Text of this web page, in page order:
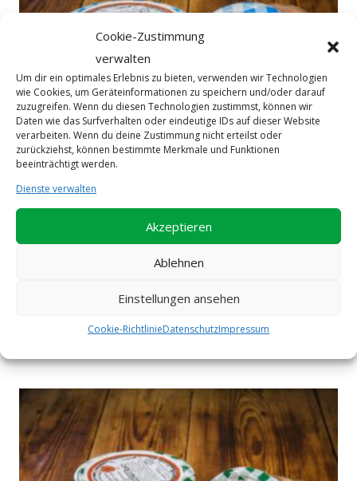
Cookie-Zustimmung
verwalten
Um dir ein optimales Erlebnis zu bieten, verwenden wir Technologien
wie Cookies, um Geräteinformationen zu speichern und/oder darauf
zuzugreifen. Wenn du diesen Technologien zustimmst, können wir
Daten wie das Surfverhalten oder eindeutige IDs auf dieser Website
verarbeiten. Wenn du deine Zustimmung nicht erteilst oder
zurückziehst, können bestimmte Merkmale und Funktionen
beeinträchtigt werden.
Dienste verwalten
Akzeptieren
Ablehnen
Einstellungen ansehen
Cookie-RichtlinieDatenschutzImpressum
In den Warenkorb